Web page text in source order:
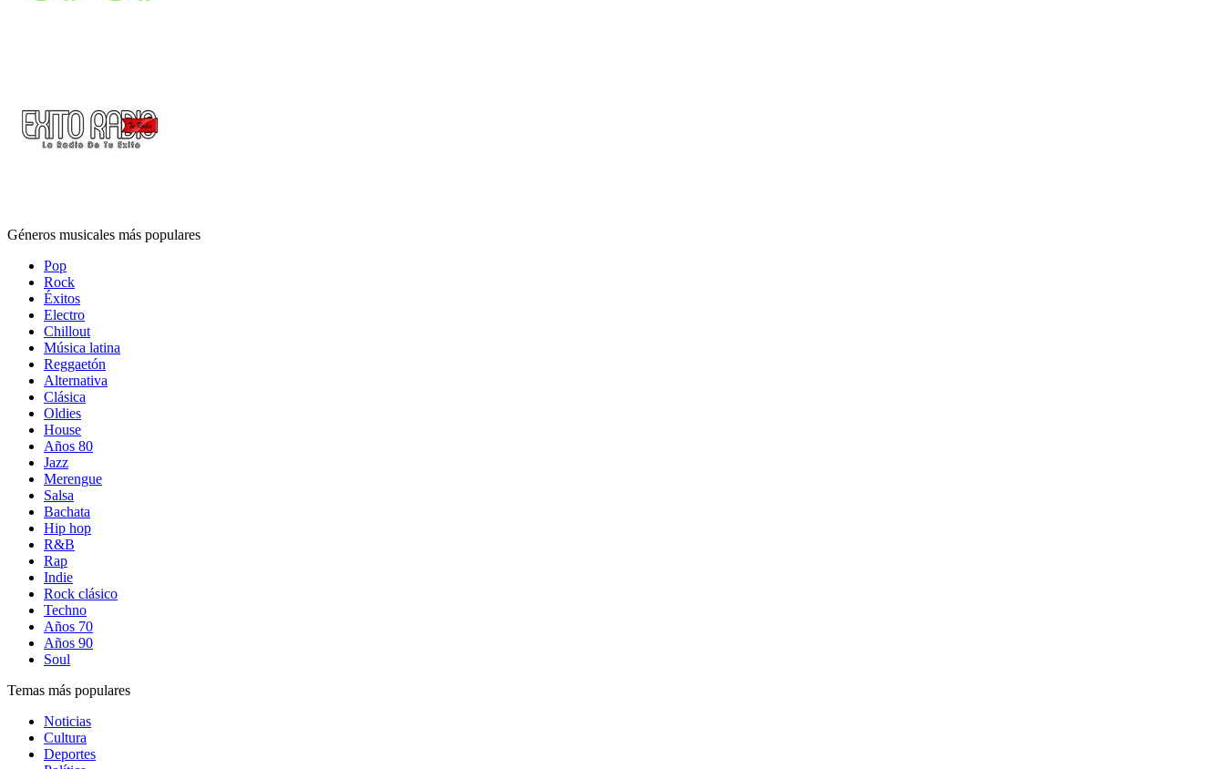
Géneros musicales más populares
Pop
Rock
Éxitos
Electro
Chillout
Música latina
Reggaetón
Alternativa
Clásica
Oldies
House
Años 80
Jazz
Merengue
Salsa
Bachata
Hip hop
R&B
Rap
Indie
Rock clásico
Techno
Años 70
Años 90
Soul
Temas más populares
Noticias
Cultura
Deportes